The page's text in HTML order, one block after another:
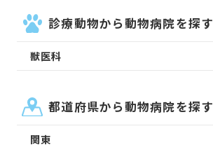
診療動物から動物病院を探す
獣医科
都道府県から動物病院を探す
関東